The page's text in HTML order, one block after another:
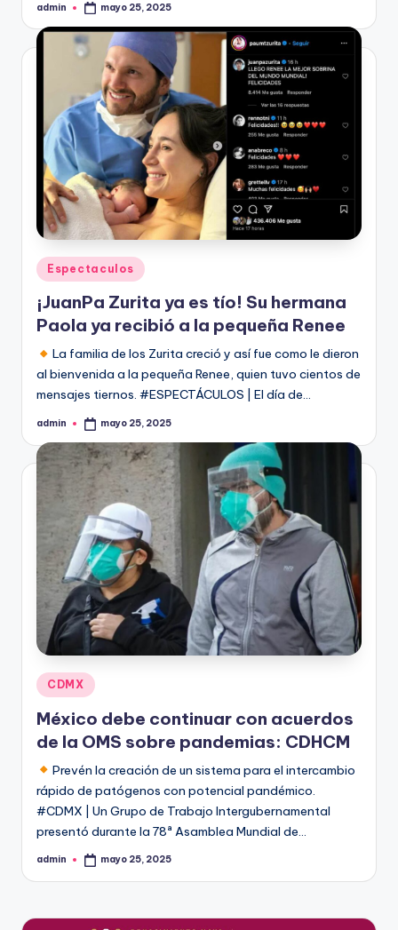
Publicado
admin mayo 25, 2025
Publicado
en
Espectaculos
¡JuanPa Zurita ya es tío! Su hermana
Paola ya recibió a la pequeña Renee
La familia de los Zurita creció y así fue como le dieron
al bienvenida a la pequeña Renee, quien tuvo cientos de
mensajes tiernos. #ESPECTÁCULOS | El día de…
Publicado
admin mayo 25, 2025
Publicado
en
CDMX
México debe continuar con acuerdos
de la OMS sobre pandemias: CDHCM
Prevén la creación de un sistema para el intercambio
rápido de patógenos con potencial pandémico.
#CDMX | Un Grupo de Trabajo Intergubernamental
presentó durante la 78ª Asamblea Mundial de…
Publicado
admin mayo 25, 2025